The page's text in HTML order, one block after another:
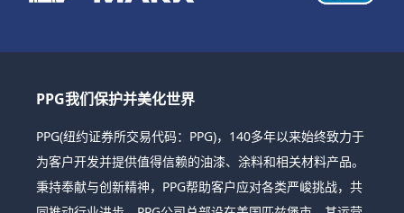
PPG我们保护并美化世界
PPG(纽约证券所交易代码：PPG)，140多年以来始终致力于
为客户开发并提供值得信赖的油漆、涂料和相关材料产品。
秉持奉献与创新精神，PPG帮助客户应对各类严峻挑战，共